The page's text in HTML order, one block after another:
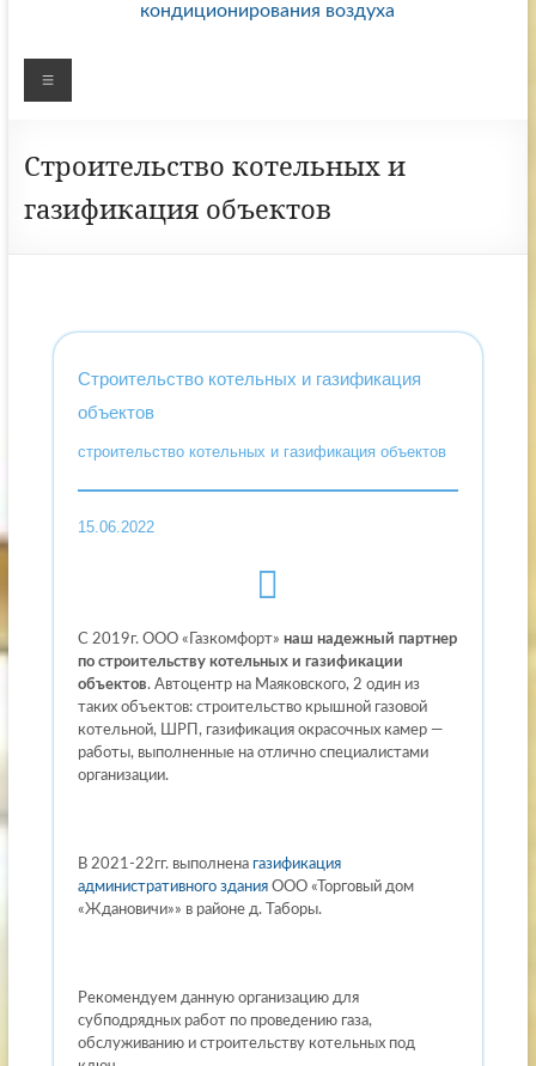
кондиционирования воздуха
Меню
Строительство котельных и
газификация объектов
Строительство котельных и газификация
объектов
строительство котельных и газификация объектов
15.06.2022
С 2019г. ООО «Газкомфорт» наш надежный партнер
по строительству котельных и газификации
объектов. Автоцентр на Маяковского, 2 один из
таких объектов: строительство крышной газовой
котельной, ШРП, газификация окрасочных камер —
работы, выполненные на отлично специалистами
организации.
В 2021-22гг. выполнена газификация
административного зданияООО «Торговый дом
«Ждановичи»» в районе д. Таборы.
Рекомендуем данную организацию для
субподрядных работ по проведению газа,
обслуживанию и строительству котельных под